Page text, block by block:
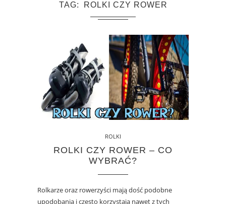
TAG ROLKI CZY ROWER
ROLKI
ROLKI CZY ROWER – CO
WYBRAĆ?
Rolkarze oraz rowerzyści mają dość podobne
upodobania i często korzystają nawet z tych